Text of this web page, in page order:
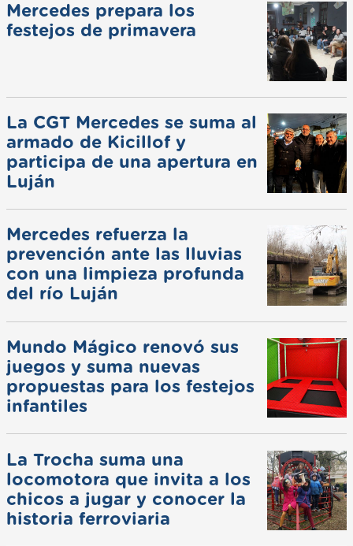
Mercedes prepara los
festejos de primavera
La CGT Mercedes se suma al
armado de Kicillof y
participa de una apertura en
Luján
Mercedes refuerza la
prevención ante las lluvias
con una limpieza profunda
del río Luján
Mundo Mágico renovó sus
juegos y suma nuevas
propuestas para los festejos
infantiles
La Trocha suma una
locomotora que invita a los
chicos a jugar y conocer la
historia ferroviaria